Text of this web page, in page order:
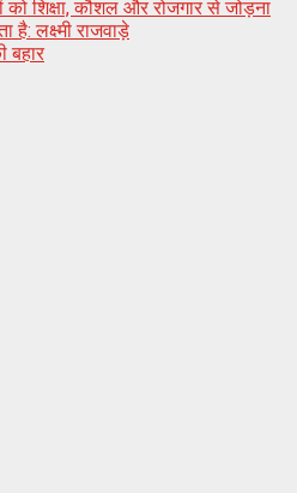
को शिक्षा, कौशल और रोजगार से जोड़ना
है: लक्ष्मी राजवाड़े
बहार